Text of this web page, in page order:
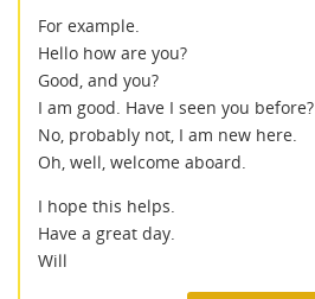
For example.
Hello how are you?
Good, and you?
I am good. Have I seen you before?
No, probably not, I am new here.
Oh, well, welcome aboard.
I hope this helps.
Have a great day.
Will